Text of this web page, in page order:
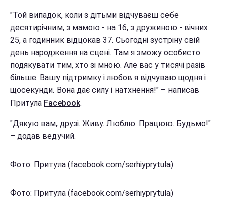
"Той випадок, коли з дітьми відчуваєш себе
десятирічним, з мамою - на 16, з дружиною - вічних
25, а годинник відцокав 37. Сьогодні зустріну свій
день народження на сцені. Там я зможу особисто
подякувати тим, хто зі мною. Але вас у тисячі разів
більше. Вашу підтримку і любов я відчуваю щодня і
щосекунди. Вона дає силу і натхнення!" – написав
Притула Facebook.
"Дякую вам, друзі. Живу. Люблю. Працюю. Будьмо!"
– додав ведучий.
Фото: Притула (facebook.com/serhiyprytula)
Фото: Притула (facebook.com/serhiyprytula)